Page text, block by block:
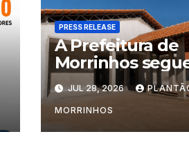
PRESS RELEASE
A Prefeitura de
Morrinhos
investimentos
educação. A
Escola Municipal
Eudóxio de
JUL 28, 2026
MORRINHOS